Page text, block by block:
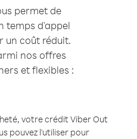
permet de
temps d'appel
un coût réduit.
nos offres
et flexibles :
votre crédit Viber Out
pouvez l'utiliser pour